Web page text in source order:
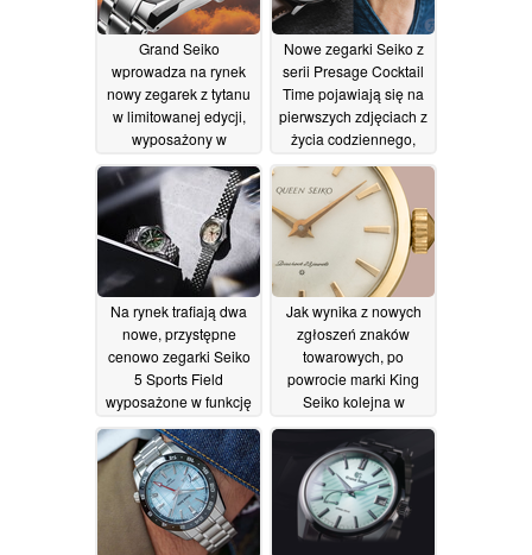
Grand Seiko
wprowadza na rynek
nowy zegarek z tytanu
w limitowanej edycji,
wyposażony w
mechanizm Spring
Drive
01/08/2026
Nowe zegarki Seiko z
serii Presage Cocktail
Time pojawiają się na
pierwszych zdjęciach z
życia codziennego,
prezentując efektowne
tarcze
09/07/2026
Na rynek trafiają dwa
nowe, przystępne
cenowo zegarki Seiko
5 Sports Field
wyposażone w funkcję
GMT08/07/2026
Jak wynika z nowych
zgłoszeń znaków
towarowych, po
powrocie marki King
Seiko kolejna w
kolejności może być
marka Queen Seiko
28/06/2026